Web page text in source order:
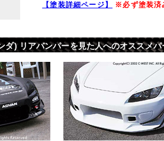
【塗装詳細ページ】
※必ず塗装済
ダ) リアバンパーを見た人へのオススメ